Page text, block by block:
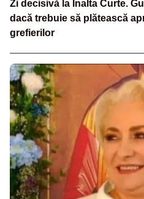
Zi decisivă la Înalta Curte.
dacă trebuie să plătească
grefierilor